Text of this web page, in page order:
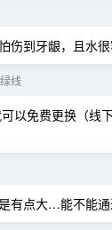
伤到牙龈，且水
线
免费更换（线
有点大…能不能通